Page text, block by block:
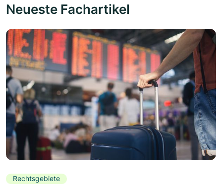
Neueste Fachartikel
Rechtsgebiete